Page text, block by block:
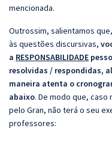
mencionada.
Outrossim, salientamos
às questões discursivas,
a RESPONSABILIDADE
resolvidas / respondidas,
maneira atenta o
abaixo. De modo que,
pelo Gran, não terá o seu
professores: